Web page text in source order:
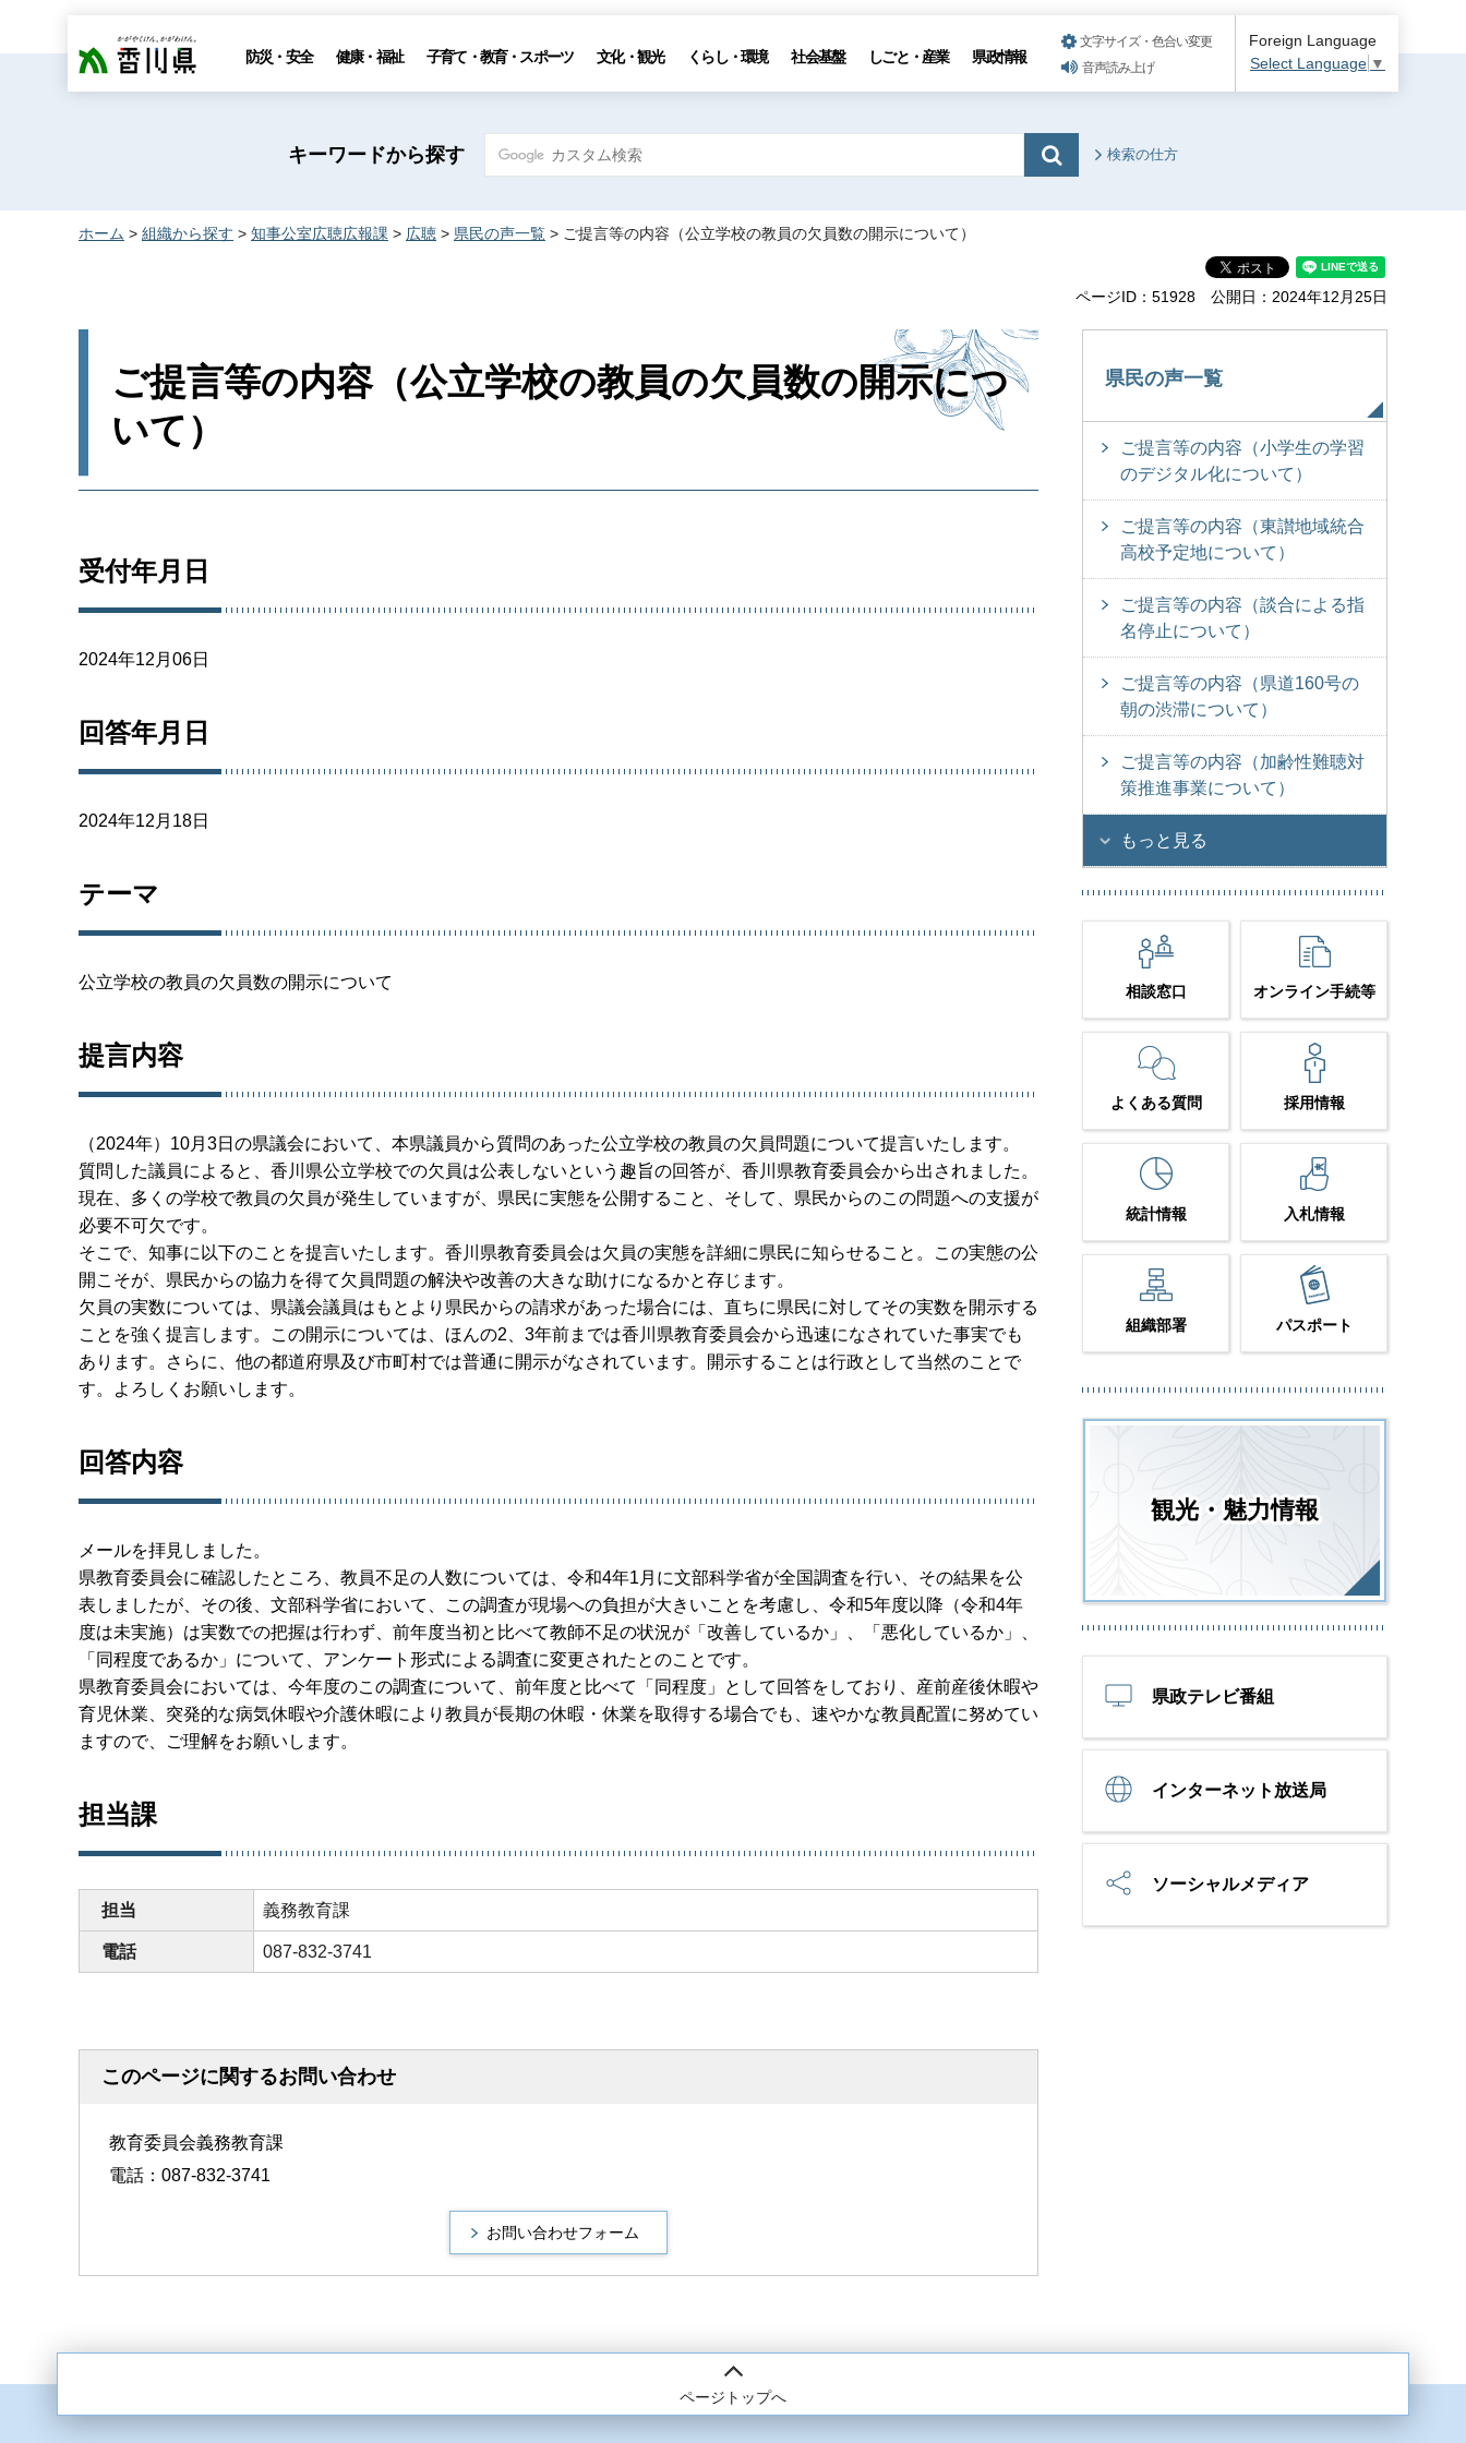
香川県 防災・安全 健康・福祉 子育て・教育・スポーツ 文化・観光 くらし・環境 社会基盤 しごと・産業 県政情報
文字サイズ・色合い変更
音声読み上げ
Foreign Language
Select Language ▼
キーワードから探す 検索の仕方
ホーム > 組織から探す > 知事公室広聴広報課 > 広聴 > 県民の声一覧 > ご提言等の内容（公立学校の教員の欠員数の開示について）
ページID：51928 公開日：2024年12月25日
ご提言等の内容（公立学校の教員の欠員数の開示につ
いて）
受付年月日
2024年12月06日
回答年月日
2024年12月18日
テーマ
公立学校の教員の欠員数の開示について
提言内容
（2024年）10月3日の県議会において、本県議員から質問のあった公立学校の教員の欠員問題について提言いたします。
質問した議員によると、香川県公立学校での欠員は公表しないという趣旨の回答が、香川県教育委員会から出されました。
現在、多くの学校で教員の欠員が発生していますが、県民に実態を公開すること、そして、県民からのこの問題への支援が
必要不可欠です。
そこで、知事に以下のことを提言いたします。香川県教育委員会は欠員の実態を詳細に県民に知らせること。この実態の公
開こそが、県民からの協力を得て欠員問題の解決や改善の大きな助けになるかと存じます。
欠員の実数については、県議会議員はもとより県民からの請求があった場合には、直ちに県民に対してその実数を開示する
ことを強く提言します。この開示については、ほんの2、3年前までは香川県教育委員会から迅速になされていた事実でも
あります。さらに、他の都道府県及び市町村では普通に開示がなされています。開示することは行政として当然のことで
す。よろしくお願いします。
回答内容
メールを拝見しました。
県教育委員会に確認したところ、教員不足の人数については、令和4年1月に文部科学省が全国調査を行い、その結果を公
表しましたが、その後、文部科学省において、この調査が現場への負担が大きいことを考慮し、令和5年度以降（令和4年
度は未実施）は実数での把握は行わず、前年度当初と比べて教師不足の状況が「改善しているか」、「悪化しているか」、
「同程度であるか」について、アンケート形式による調査に変更されたとのことです。
県教育委員会においては、今年度のこの調査について、前年度と比べて「同程度」として回答をしており、産前産後休暇や
育児休業、突発的な病気休暇や介護休暇により教員が長期の休暇・休業を取得する場合でも、速やかな教員配置に努めてい
ますので、ご理解をお願いします。
担当課
担当 義務教育課
電話 087-832-3741
このページに関するお問い合わせ
教育委員会義務教育課
電話：087-832-3741
県民の声一覧
ご提言等の内容（小学生の学習
のデジタル化について）
ご提言等の内容（東讃地域統合
高校予定地について）
ご提言等の内容（談合による指
名停止について）
ご提言等の内容（県道160号の
朝の渋滞について）
ご提言等の内容（加齢性難聴対
策推進事業について）
もっと見る
相談窓口 オンライン手続等
よくある質問 採用情報
統計情報 入札情報
組織部署 パスポート
観光・魅力情報
県政テレビ番組
インターネット放送局
ソーシャルメディア
ページトップへ